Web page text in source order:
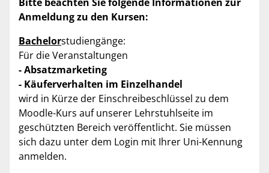
Anmeldung zu den Kursen:
Bachelorstudiengänge:
Für die Veranstaltungen
- Absatzmarketing
- Käuferverhalten im Einzelhandel
wird in Kürze der Einschreibeschlüssel zu dem
Moodle-Kurs auf unserer Lehrstuhlseite im
geschützten Bereich veröffentlicht. Sie müssen
sich dazu unter dem Login mit Ihrer Uni-Kennung
anmelden.